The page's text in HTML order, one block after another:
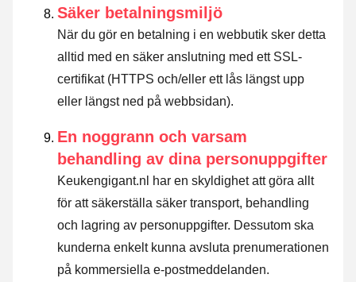
Säker betalningsmiljö
När du gör en betalning i en webbutik sker detta
alltid med en säker anslutning med ett SSL-
certifikat (HTTPS och/eller ett lås längst upp
eller längst ned på webbsidan).
En noggrann och varsam
behandling av dina personuppgifter
Keukengigant.nl har en skyldighet att göra allt
för att säkerställa säker transport, behandling
och lagring av personuppgifter. Dessutom ska
kunderna enkelt kunna avsluta prenumerationen
på kommersiella e-postmeddelanden.